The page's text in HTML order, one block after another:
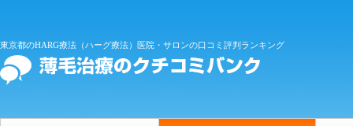
東京都のHARG療法（ハーグ療法）医院・サロンの口コミ評判ランキング